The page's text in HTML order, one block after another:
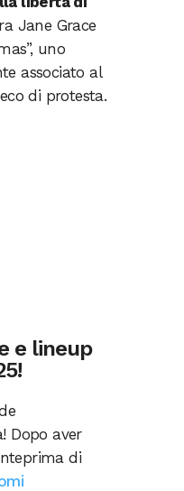
Jane Grace
uno
associato al
di protesta.
e lineup
Dopo aver
di